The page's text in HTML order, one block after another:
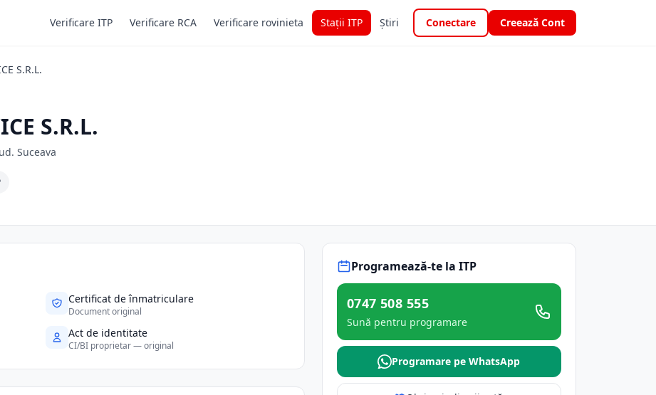
Verificare ITP Verificare RCA Verificare rovinieta Stații ITP Știri Conectare Creează Cont
S.R.L.
S.R.L.
Suceava
Certificat de înmatriculare
Document original
Act de identitate
CI/BI proprietar — original
Programează-te la ITP
0747 508 555
Sună pentru programare
Programare pe WhatsApp